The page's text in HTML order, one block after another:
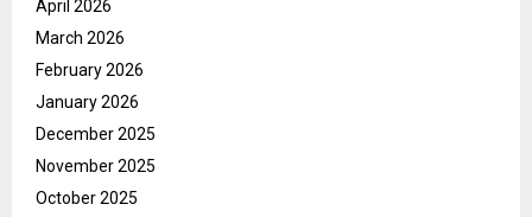
April 2026
March 2026
February 2026
January 2026
December 2025
November 2025
October 2025